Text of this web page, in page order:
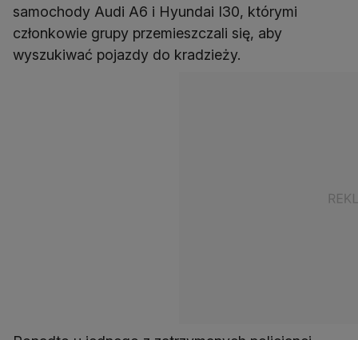
samochody Audi A6 i Hyundai I30, którymi
członkowie grupy przemieszczali się, aby
wyszukiwać pojazdy do kradzieży.